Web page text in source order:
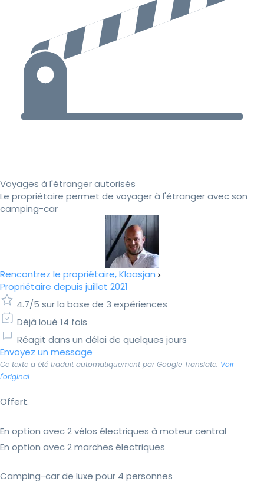
Voyages à l'étranger autorisés
Le propriétaire permet de voyager à l'étranger avec son
camping-car
Rencontrez le propriétaire, Klaasjan
Propriétaire depuis juillet 2021
4.7/5 sur la base de 3 expériences
Déjà loué 14 fois
Réagit dans un délai de quelques jours
Envoyez un message
Ce texte a été traduit automatiquement par Google Translate. Voir
l'original
Offert.
En option avec 2 vélos électriques à moteur central
En option avec 2 marches électriques
Camping-car de luxe pour 4 personnes